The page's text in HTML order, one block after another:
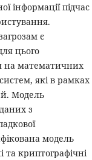
інформації підчас
є
цього
на математичних
які в рамках
Модель
з
модель
та криптографічні